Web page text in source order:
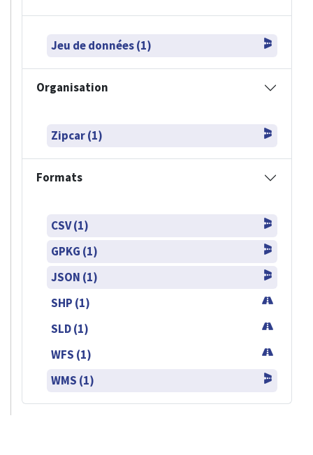
Jeu de données (1)
Organisation
Zipcar (1)
Formats
CSV (1)
GPKG (1)
JSON (1)
SHP (1)
SLD (1)
WFS (1)
WMS (1)